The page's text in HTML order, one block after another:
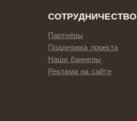
СОТРУДНИЧЕСТВО
Партнёры
Поддержка проекта
Наши баннеры
Реклама на сайте